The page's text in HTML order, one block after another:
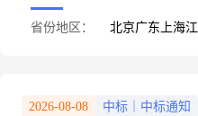
省份地区： 北京广东 上海
2026-08-08 中标｜中标通知